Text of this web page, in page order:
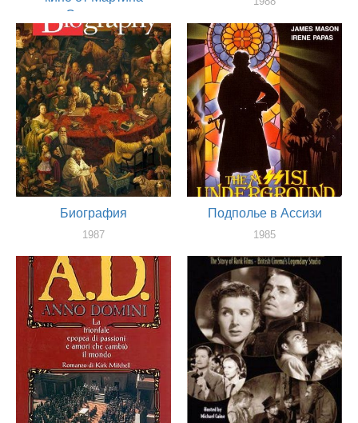
Скорсезе
1995
актер
Биография
1987
Подполье в Ассизи
1985